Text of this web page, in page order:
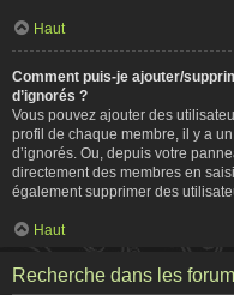
Haut
Comment puis-je ajouter/
d’ignorés ?
Vous pouvez ajouter des
profil de chaque membre, il y a
d’ignorés. Ou, depuis votre
directement des membres en
également supprimer des
Haut
Recherche dans les